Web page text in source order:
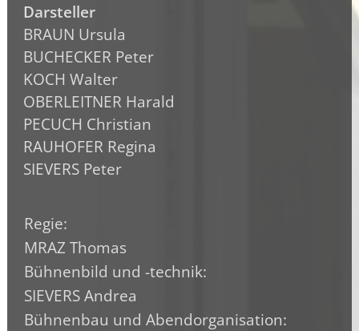
Darsteller
BRAUN Ursula
BUCHECKER Peter
KOCH Walter
OBERLEITNER Harald
PECUCH Christian
RAUHOFER Regina
SIEVERS Peter
Regie:
MRAZ Thomas
Bühnenbild und -technik:
SIEVERS Andrea
Bühnenbau und Abendorganisation: